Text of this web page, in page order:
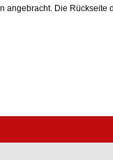
Die Rückseite